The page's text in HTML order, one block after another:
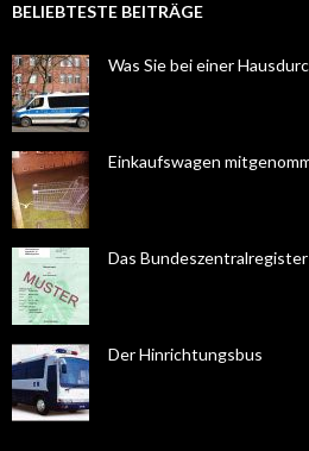
BELIEBTESTE BEITRÄGE
Was Sie bei einer
Einkaufswagen
Das
Der Hinrichtungsbus